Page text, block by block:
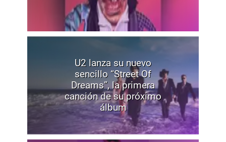
U2 lanza su nuevo
sencillo “Street Of
Dreams”, la primera
canción de su próximo
álbum